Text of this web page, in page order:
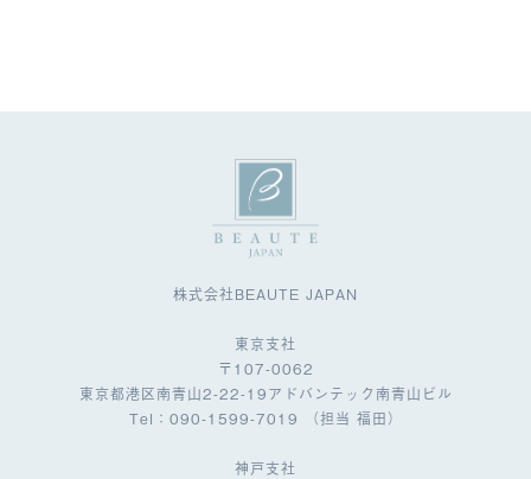
株式会社BEAUTE JAPAN
東京支社
〒107-0062
東京都港区南青山2-22-19アドバンテック南青山ビル
Tel：090-1599-7019 （担当 福田）
神戸支社